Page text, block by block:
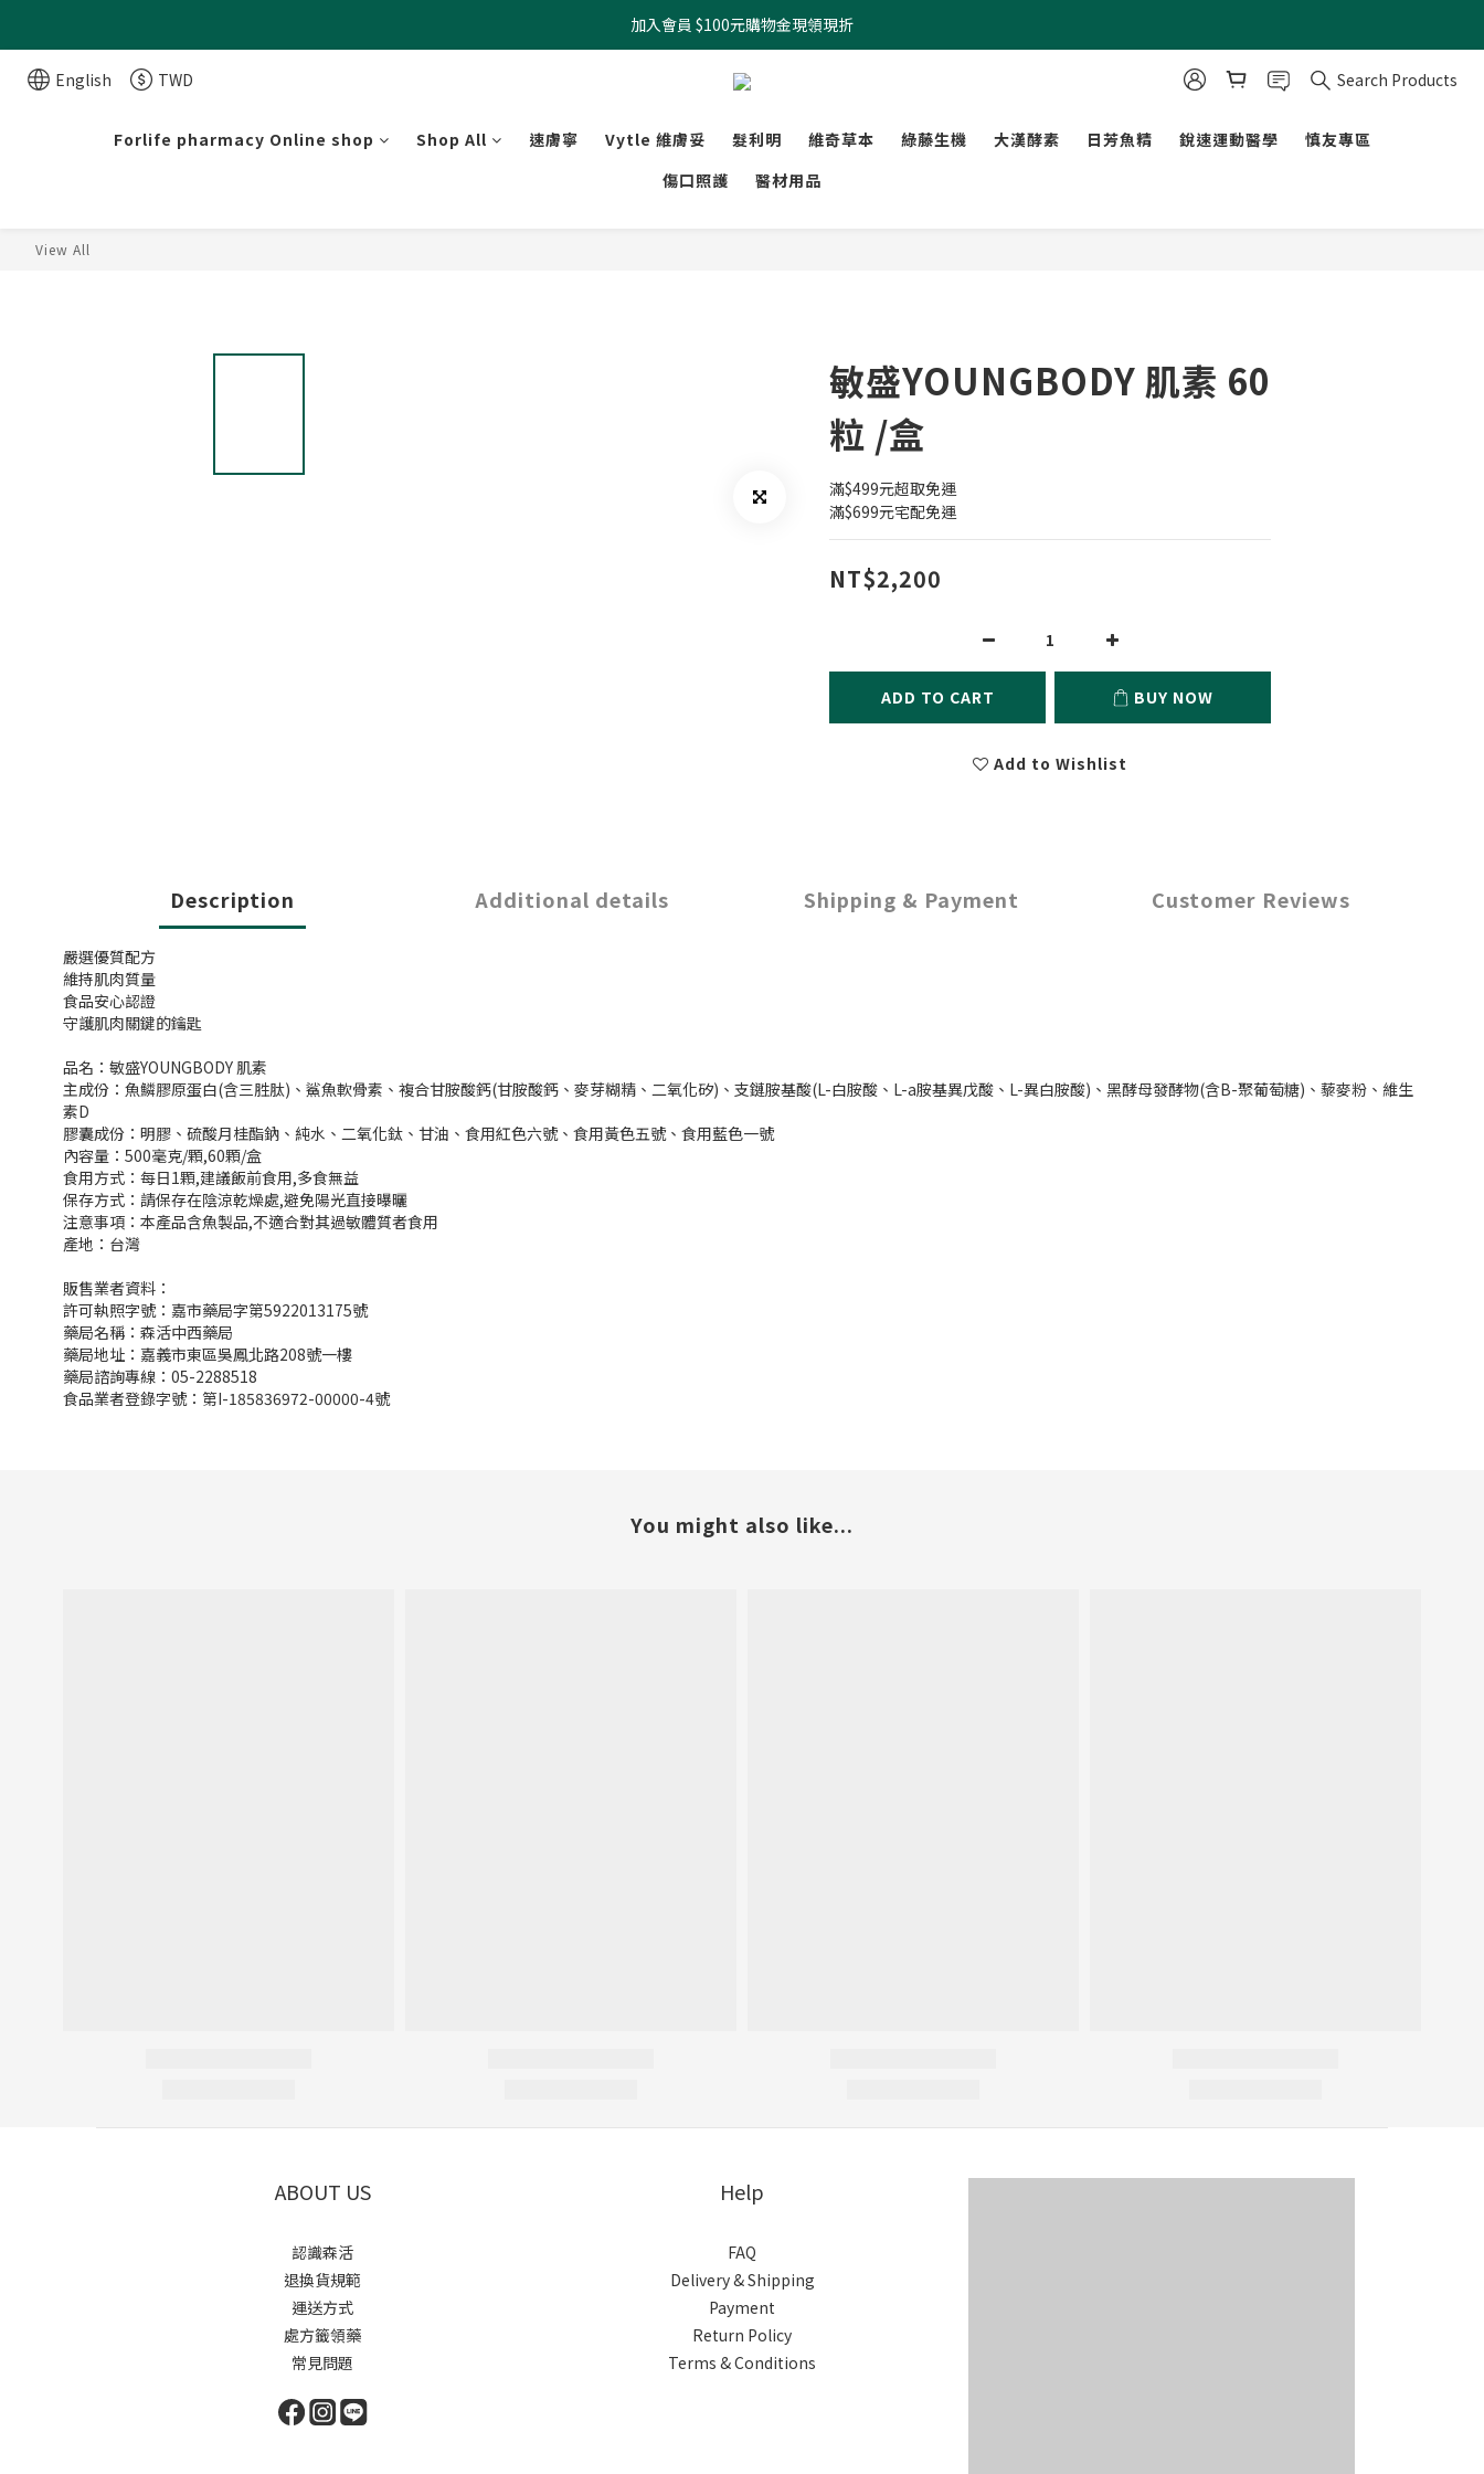
全館滿499元起 宅配免運
加入會員 $100元購物金現領現折
全館滿499元起 宅配免運
English TWD Search Products
Forlife pharmacy Online shop Shop All 速膚寧 Vytle 維膚妥 髮利明 維奇草本 綠藤生機 大漢酵素 日芳魚精 銳速運動醫學
慎友專區
傷口照護
醫材用品
View All
敏盛YOUNGBODY 肌素 60
粒 /盒
滿$499元超取免運
滿$699元宅配免運
NT$2,200
ADD TO CART BUY NOW
Add to Wishlist
Description Additional details Shipping & Payment Customer Reviews
嚴選優質配方
維持肌肉質量
食品安心認證
守護肌肉關鍵的鑰匙
品名：敏盛YOUNGBODY 肌素
主成份：魚鱗膠原蛋白(含三胜肽)、鯊魚軟骨素、複合甘胺酸鈣(甘胺酸鈣、麥芽糊精、二氧化矽)、支鏈胺基酸(L-白胺酸、L-a胺基異戊酸、L-異白胺酸)、黑酵母發酵物(含B-聚葡萄糖)、藜麥粉、維生
素D
膠囊成份：明膠、硫酸月桂酯鈉、純水、二氧化鈦、甘油、食用紅色六號、食用黃色五號、食用藍色一號
內容量：500毫克/顆,60顆/盒
食用方式：每日1顆,建議飯前食用,多食無益
保存方式：請保存在陰涼乾燥處,避免陽光直接曝曬
注意事項：本產品含魚製品,不適合對其過敏體質者食用
產地：台灣
販售業者資料：
許可執照字號：嘉市藥局字第5922013175號
藥局名稱：森活中西藥局
藥局地址：嘉義市東區吳鳳北路208號一樓
藥局諮詢專線：05-2288518
食品業者登錄字號：第I-185836972-00000-4號
You might also like...
ABOUT US
認識森活
退換貨規範
運送方式
處方籤領藥
常見問題
Help
FAQ
Delivery & Shipping
Payment
Return Policy
Terms & Conditions